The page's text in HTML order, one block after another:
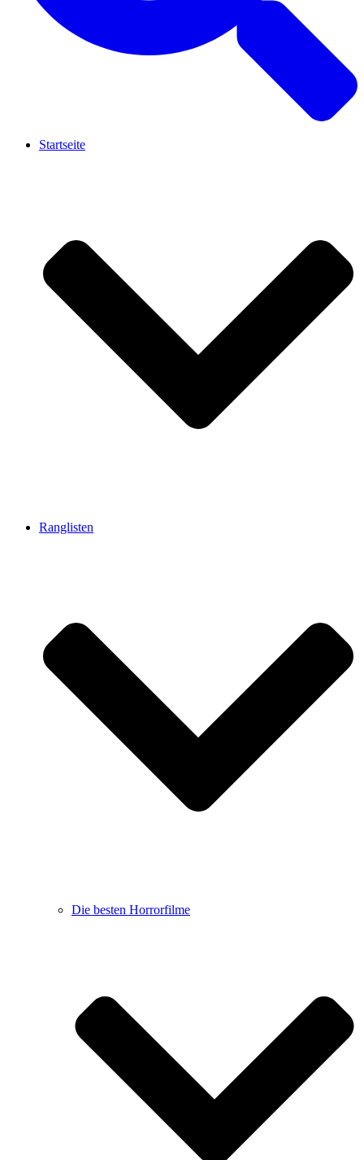
Startseite
Ranglisten
Die besten Horrorfilme